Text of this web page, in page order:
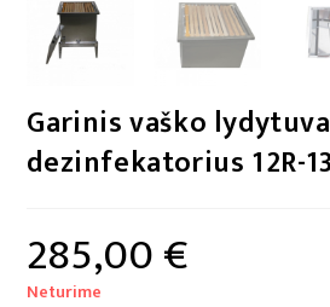
Garinis vaško
dezinfekatorius 12R-
285,00€
Neturime